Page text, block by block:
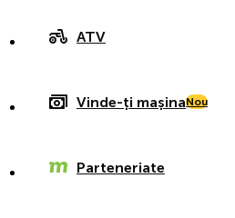
ATV
Vinde-ți mașinaNou
Parteneriate